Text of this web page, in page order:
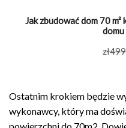
Jak zbudować dom 70
zł
Ostatnim krokiem będzie
wykonawcy, który ma
powierzchni do 70m2.